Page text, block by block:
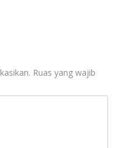
Ruas yang wajib